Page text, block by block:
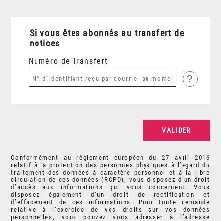
Si vous êtes abonnés au transfert de
notices
Numéro de transfert
?
Conformément au règlement européen du 27 avril 2016
relatif à la protection des personnes physiques à l’égard du
traitement des données à caractère personnel et à la libre
circulation de ces données (RGPD), vous disposez d’un droit
d’accès aux informations qui vous concernent. Vous
disposez également d’un droit de rectification et
d’effacement de ces informations. Pour toute demande
relative à l’exercice de vos droits sur vos données
personnelles, vous pouvez vous adresser à l’adresse